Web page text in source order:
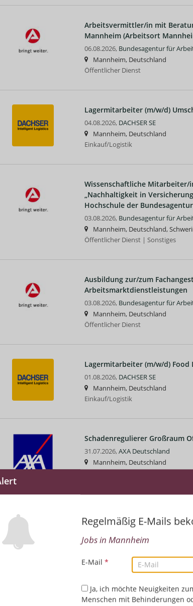
Regelmäßig E-Mails
Jobs in Mannheim
E-Mail *
Ja, ich möchte Neuigkeiten
Menschen mit Behinderungen
Arbeitsvermittler/in mit
Mannheim (Arbeitsort
06.08.2026, Bundesagentur für
Mannheim, Deutschland
Öffentlicher Dienst
Lagermitarbeiter (m/w/d)
04.08.2026, DACHSER SE
Mannheim, Deutschland
Einkauf/Logistik
Wissenschaftliche
„Nachhaltigkeit in
Hochschule der
03.08.2026, Bundesagentur für
Mannheim, Deutschland,
Öffentlicher Dienst | Sonstiges
Ausbildung zur/zum
Arbeitsmarktdienstleistungen
03.08.2026, Bundesagentur für
Mannheim, Deutschland
Öffentlicher Dienst
Lagermitarbeiter (m/w/d) Food
01.08.2026, DACHSER SE
Mannheim, Deutschland
Einkauf/Logistik
Schadenregulierer Großraum
31.07.2026, AXA Deutschland
Mannheim, Deutschland
Sachverständiger (m/w/d) für
22.07.2026,AXA Deutschland
Duales Studium (B.A.) –
Beratung für Bildung, Beruf
20.07.2026, Bundesagentur für